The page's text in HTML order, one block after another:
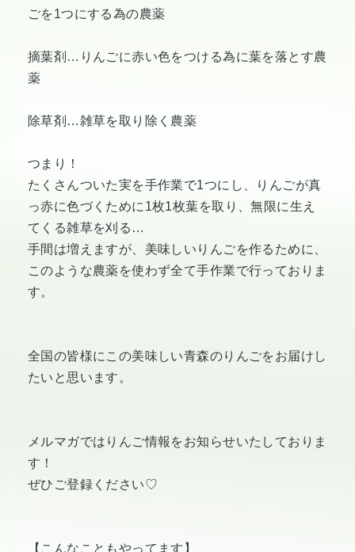
ごを1つにする為の農薬
摘葉剤…りんごに赤い色をつける為に葉を落とす農
薬
除草剤…雑草を取り除く農薬
つまり！
たくさんついた実を手作業で1つにし、りんごが真
っ赤に色づくために1枚1枚葉を取り、無限に生え
てくる雑草を刈る…
手間は増えますが、美味しいりんごを作るために、
このような農薬を使わず全て手作業で行っておりま
す。
全国の皆様にこの美味しい青森のりんごをお届けし
たいと思います。
メルマガではりんご情報をお知らせいたしておりま
す！
ぜひご登録ください♡
【こんなこともやってます】